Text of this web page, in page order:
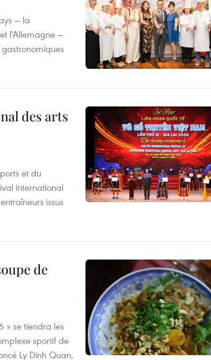
— la
l'Allemagne —
des arts
et du
international
issus
de
» se tiendra les
sportif de
Ly Dinh Quan,